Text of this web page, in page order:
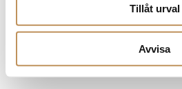
Tillåt urval
Avvisa